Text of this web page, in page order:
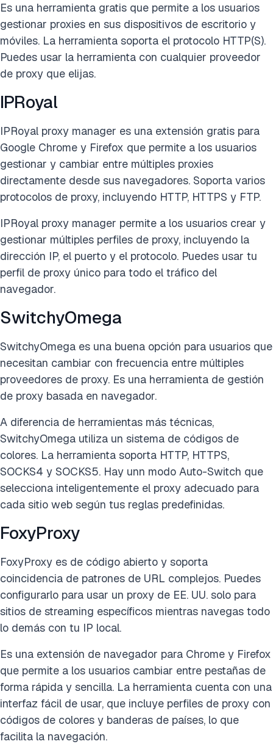
Es una herramienta gratis que permite a los usuarios
gestionar proxies en sus dispositivos de escritorio y
móviles. La herramienta soporta el protocolo HTTP(S).
Puedes usar la herramienta con cualquier proveedor
de proxy que elijas.
IPRoyal
IPRoyal proxy manager es una extensión gratis para
Google Chrome y Firefox que permite a los usuarios
gestionar y cambiar entre múltiples proxies
directamente desde sus navegadores. Soporta varios
protocolos de proxy, incluyendo HTTP, HTTPS y FTP.
IPRoyal proxy manager permite a los usuarios crear y
gestionar múltiples perfiles de proxy, incluyendo la
dirección IP, el puerto y el protocolo. Puedes usar tu
perfil de proxy único para todo el tráfico del
navegador.
SwitchyOmega
SwitchyOmega es una buena opción para usuarios que
necesitan cambiar con frecuencia entre múltiples
proveedores de proxy. Es una herramienta de gestión
de proxy basada en navegador.
A diferencia de herramientas más técnicas,
SwitchyOmega utiliza un sistema de códigos de
colores. La herramienta soporta HTTP, HTTPS,
SOCKS4 y SOCKS5. Hay unn modo Auto-Switch que
selecciona inteligentemente el proxy adecuado para
cada sitio web según tus reglas predefinidas.
FoxyProxy
FoxyProxy es de código abierto y soporta
coincidencia de patrones de URL complejos. Puedes
configurarlo para usar un proxy de EE. UU. solo para
sitios de streaming específicos mientras navegas todo
lo demás con tu IP local.
Es una extensión de navegador para Chrome y Firefox
que permite a los usuarios cambiar entre pestañas de
forma rápida y sencilla. La herramienta cuenta con una
interfaz fácil de usar, que incluye perfiles de proxy con
códigos de colores y banderas de países, lo que
facilita la navegación.